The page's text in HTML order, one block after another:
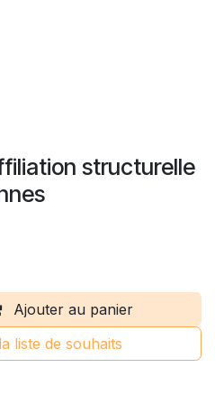
structurelle
Ajouter au panier
liste de souhaits